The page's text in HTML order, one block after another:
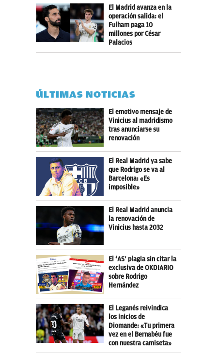
El Madrid avanza en la
operación salida: el
Fulham paga 10
millones por César
Palacios
ÚLTIMAS NOTICIAS
El emotivo mensaje de
Vinicius al madridismo
tras anunciarse su
renovación
El Real Madrid ya sabe
que Rodrigo se va al
Barcelona: «Es
imposible»
El Real Madrid anuncia
la renovación de
Vinicius hasta 2032
El ‘AS’ plagia sin citar la
exclusiva de OKDIARIO
sobre Rodrigo
Hernández
El Leganés reivindica
los inicios de
Diomande: «Tu primera
vez en el Bernabéu fue
con nuestra camiseta»